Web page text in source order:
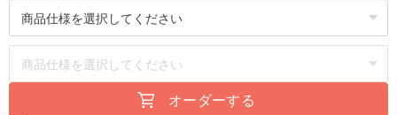
オーダーする